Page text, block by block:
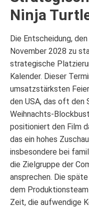
Ninja
Die Entscheidung,
November 2028 zu
strategische
Kalender. Dieser
umsatzstärksten
den USA, das oft den
Weihnachts-
positioniert den Film
das ein hohes
insbesondere bei
die Zielgruppe der
ansprechen. Die
dem
Zeit, die aufwendige